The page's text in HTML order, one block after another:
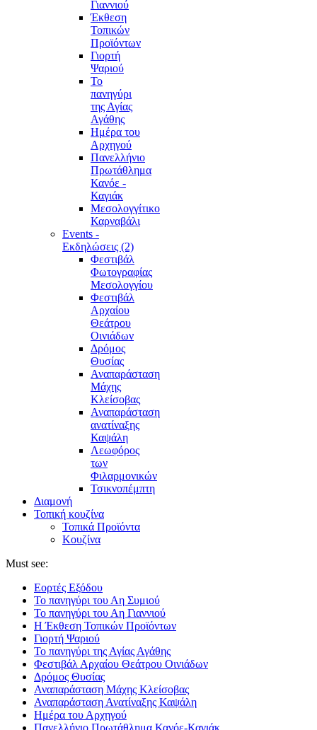
Γιαννιού
Έκθεση
Τοπικών
Προϊόντων
Γιορτή
Ψαριού
Το
πανηγύρι
της Αγίας
Αγάθης
Ημέρα του
Αρχηγού
Πανελλήνιο
Πρωτάθλημα
Κανόε -
Καγιάκ
Μεσολογγίτικο
Καρναβάλι
Events -
Εκδηλώσεις (2)
Φεστιβάλ
Φωτογραφίας
Μεσολογγίου
Φεστιβάλ
Αρχαίου
Θεάτρου
Οινιάδων
Δρόμος
Θυσίας
Αναπαράσταση
Μάχης
Κλείσοβας
Αναπαράσταση
ανατίναξης
Καψάλη
Λεωφόρος
των
Φιλαρμονικών
Τσικνοπέμπτη
Διαμονή
Τοπική κουζίνα
Τοπικά Προϊόντα
Κουζίνα
Must see:
Εορτές Εξόδου
Το πανηγύρι του Αη Συμιού
Το πανηγύρι του Αη Γιαννιού
Η Έκθεση Τοπικών Προϊόντων
Γιορτή Ψαριού
Το πανηγύρι της Αγίας Αγάθης
Φεστιβάλ Αρχαίου Θεάτρου Οινιάδων
Δρόμος Θυσίας
Αναπαράσταση Μάχης Κλείσοβας
Αναπαράσταση Ανατίναξης Καψάλη
Ημέρα του Αρχηγού
Πανελλήνιο Πρωτάθλημα Κανόε-Καγιάκ